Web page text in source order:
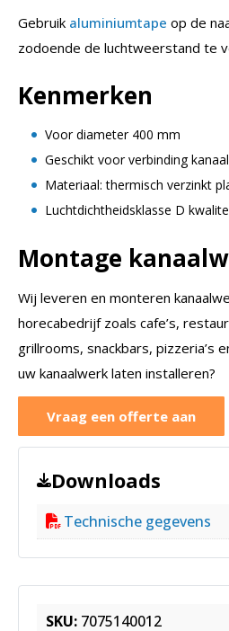
Gebruik aluminiumtape op de
zodoende de luchtweerstand te
Kenmerken
Voor diameter 400 mm
Geschikt voor verbinding
Materiaal: thermisch verzinkt
Luchtdichtheidsklasse D
Montage
Wij leveren en monteren
horecabedrijf zoals cafe’s,
grillrooms, snackbars, pizzeria’s
uw kanaalwerk laten installeren?
Vraag een offerte aan
Downloads
Technische gegevens
SKU: 7075140012